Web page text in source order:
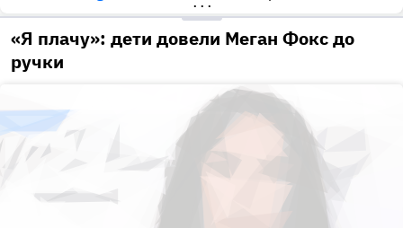
•••
«Я плачу»: дети довели Меган Фокс до
ручки